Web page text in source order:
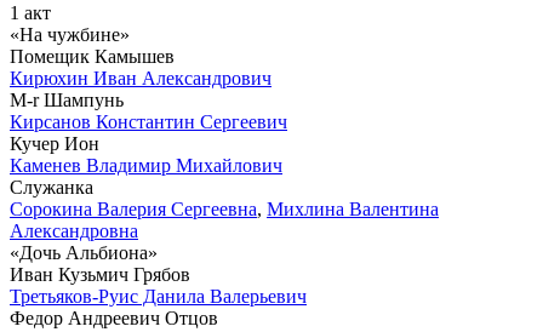
1 акт
«На чужбине»
Помещик Камышев
Кирюхин Иван Александрович
M-r Шампунь
Кирсанов Константин Сергеевич
Кучер Ион
Каменев Владимир Михайлович
Служанка
Сорокина Валерия Сергеевна, Михлина Валентина
Александровна
«Дочь Альбиона»
Иван Кузьмич Грябов
Третьяков-Руис Данила Валерьевич
Федор Андреевич Отцов